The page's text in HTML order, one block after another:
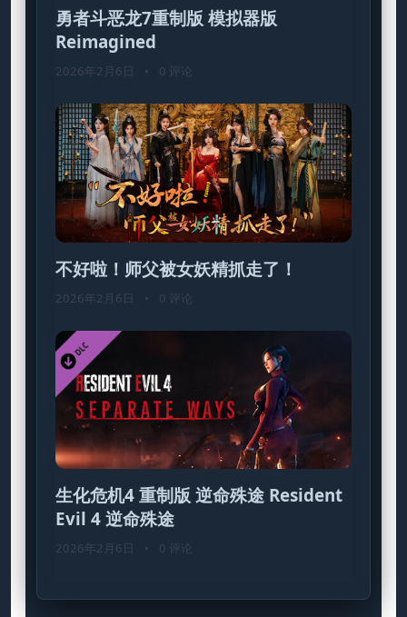
勇者斗恶龙7重制版 模拟器版
Reimagined
2026年2月6日 • 0 评论
不好啦！师父被女妖精抓走了！
2026年2月6日 • 0 评论
生化危机4 重制版 逆命殊途 Resident
Evil 4 逆命殊途
2026年2月6日 • 0 评论